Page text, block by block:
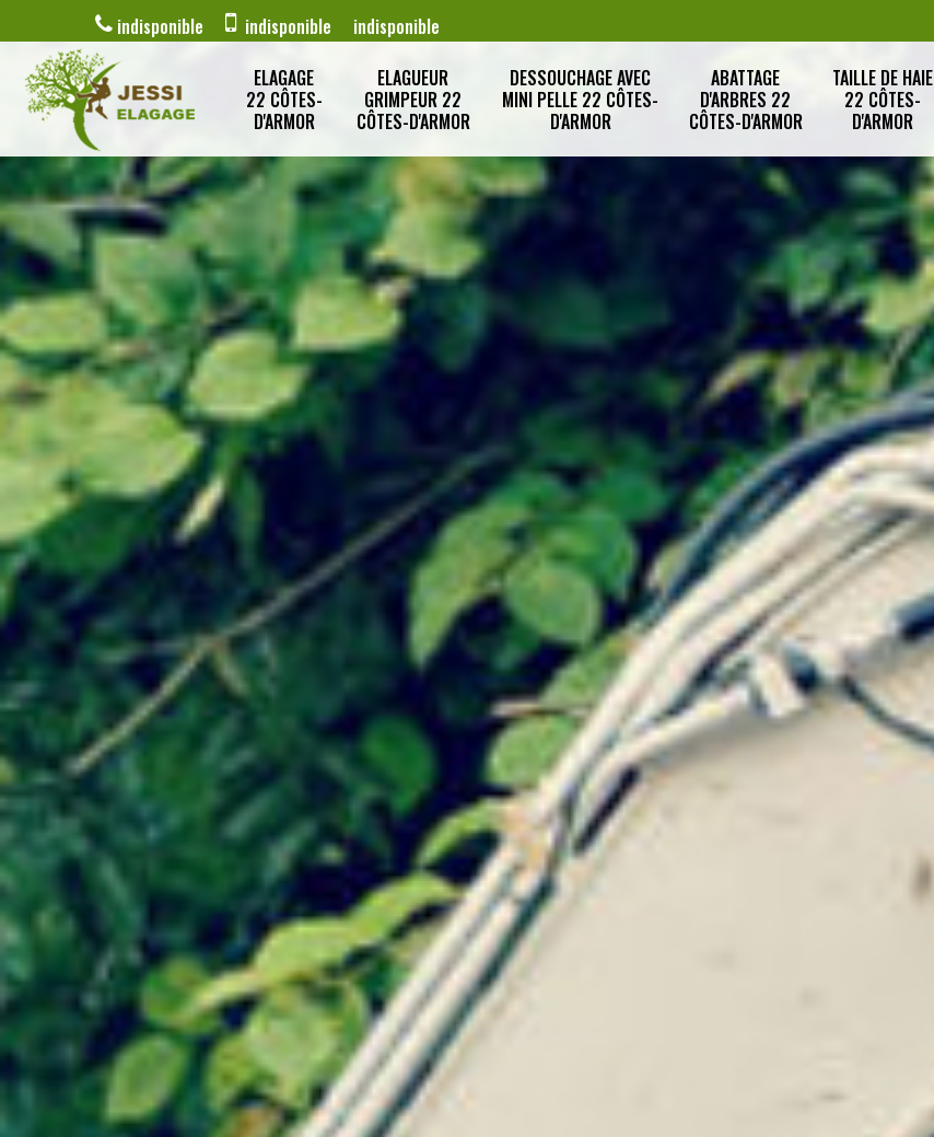
indisponible indisponible indisponible
ELAGAGE
22 CÔTES-
D'ARMOR
ELAGUEUR
GRIMPEUR 22
CÔTES-D'ARMOR
DESSOUCHAGE AVEC
MINI PELLE 22 CÔTES-
D'ARMOR
ABATTAGE
D'ARBRES 22
CÔTES-D'ARMOR
TAILLE DE HAIE
22 CÔTES-
D'ARMOR